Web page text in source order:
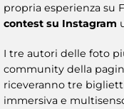
propria esperienza su
contest su Instagram
I tre autori delle foto
community della
riceveranno tre
immersiva e